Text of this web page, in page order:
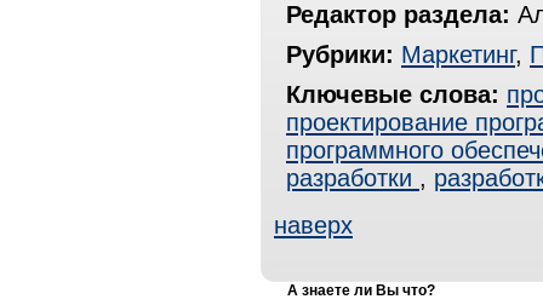
Редактор раздела:
Рубрики: Маркетинг,
Ключевые слова:
проектирование
программного
разработки ,
наверх
А знаете ли Вы что?